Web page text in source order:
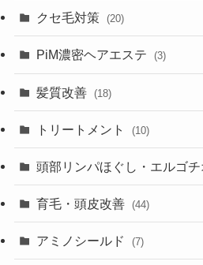
クセ毛対策 (20)
PiM濃密ヘアエステ (3)
髪質改善 (18)
トリートメント (10)
頭部リンパほぐし・エルゴ
育毛・頭皮改善 (44)
アミノシールド (7)